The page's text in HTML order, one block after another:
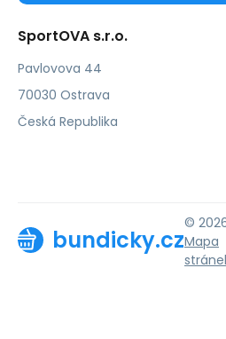
SportOVA s.r.o.
Pavlovova 44
70030 Ostrava
Česká Republika
bundicky.cz
©
Mapa